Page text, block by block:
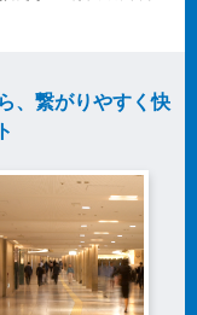
、繋がりやすく快